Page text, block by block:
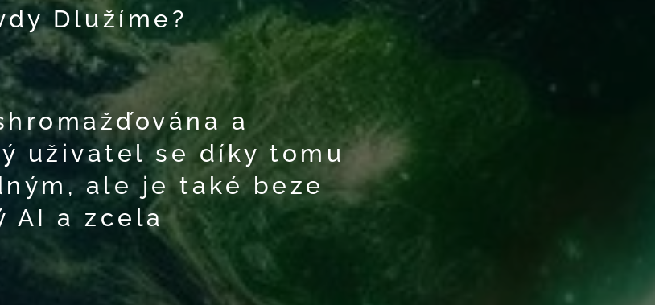
Dlužíme?
a
uživatel se díky tomu
ale je také beze
AI a zcela